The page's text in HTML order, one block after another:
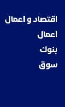
اقتصاد و اعمال
اعمال
بنوك
سوق